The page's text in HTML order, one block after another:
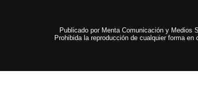
Publicado por Menta Comunicación y Medios
Prohibida la reproducción de cualquier forma